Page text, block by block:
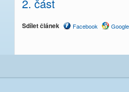
2. část
Sdílet článek Facebook Google